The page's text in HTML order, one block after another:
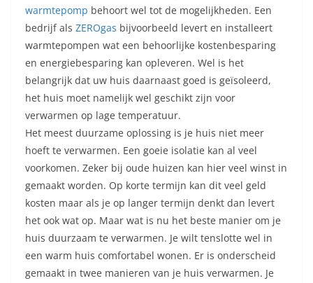
warmtepomp behoort wel tot de mogelijkheden. Een
bedrijf als ZEROgas bijvoorbeeld levert en installeert
warmtepompen wat een behoorlijke kostenbesparing
en energiebesparing kan opleveren. Wel is het
belangrijk dat uw huis daarnaast goed is geïsoleerd,
het huis moet namelijk wel geschikt zijn voor
verwarmen op lage temperatuur.
Het meest duurzame oplossing is je huis niet meer
hoeft te verwarmen. Een goeie isolatie kan al veel
voorkomen. Zeker bij oude huizen kan hier veel winst in
gemaakt worden. Op korte termijn kan dit veel geld
kosten maar als je op langer termijn denkt dan levert
het ook wat op. Maar wat is nu het beste manier om je
huis duurzaam te verwarmen. Je wilt tenslotte wel in
een warm huis comfortabel wonen. Er is onderscheid
gemaakt in twee manieren van je huis verwarmen. Je